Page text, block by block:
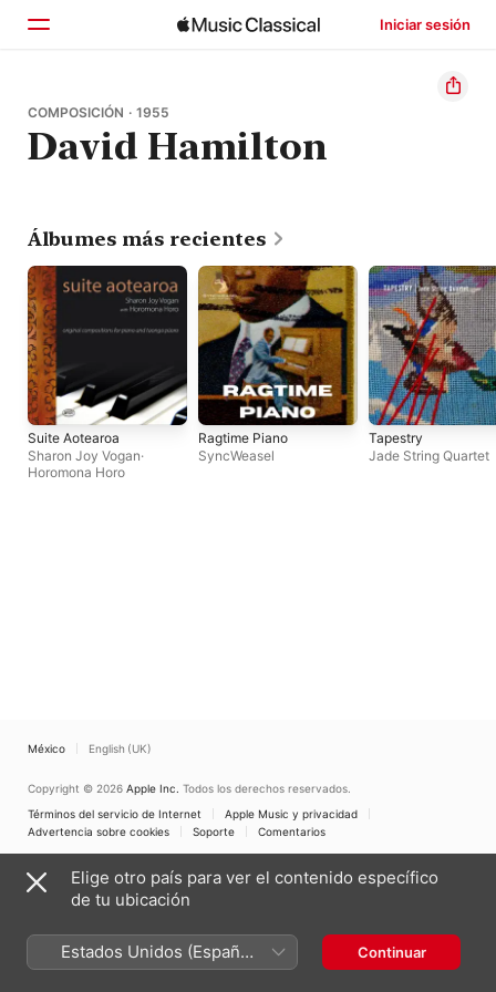
Iniciar sesión
Inicio
Explorar
COMPOSICIÓN · 1955
David Hamilton
Álbumes más recientes
Suite Aotearoa
Sharon Joy Vogan·
Horomona Horo
Ragtime Piano
SyncWeasel
Tapestry
Jade String Quartet
México English (UK)
Copyright © 2026 Apple Inc. Todos los derechos reservados.
Términos del servicio de Internet
Apple Music y privacidad
Advertencia sobre cookies
Soporte Comentarios
Elige otro país para ver el contenido específico
de tu ubicación
Estados Unidos (Español
México)
Continuar